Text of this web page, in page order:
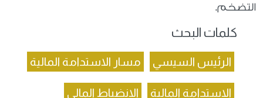
التضخم.
كلمات البحث
الرئيس السيسي مسار الاستدامة المالية
الاستدامة المالية الانضباط المالي